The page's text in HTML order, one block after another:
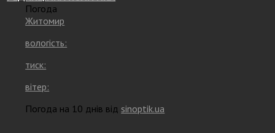
Погода
Житомир
вологість:
тиск:
вітер:
Погода на 10 днів від sinoptik.ua